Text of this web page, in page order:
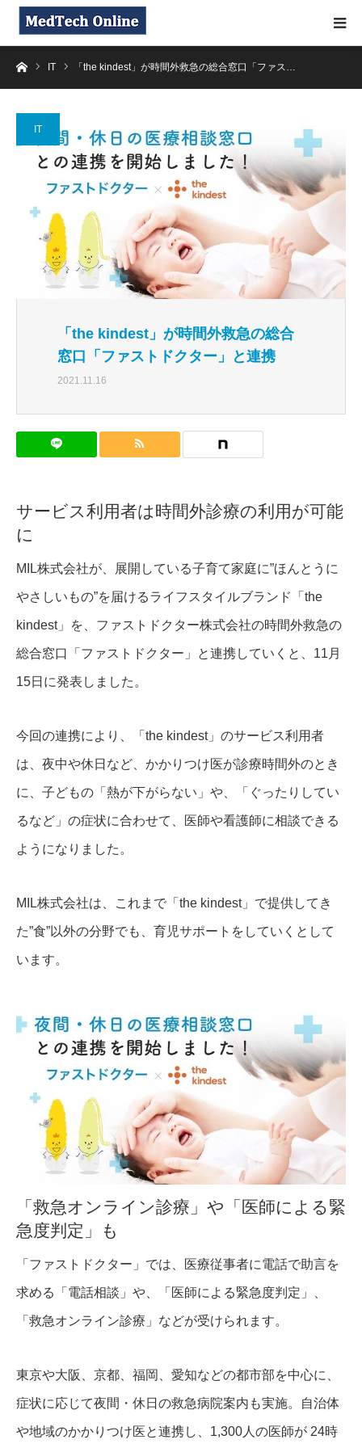
ホーム
IT 「the kindest」が時間外救急の総合窓口「ファス…
IT
「the kindest」が時間外救急の総合
窓口「ファストドクター」と連携
2021.11.16
サービス利用者は時間外診療の利用が可能
に
MIL株式会社が、展開している子育て家庭に”ほんとうに
やさしいもの”を届けるライフスタイルブランド「the
kindest」を、ファストドクター株式会社の時間外救急の
総合窓口「ファストドクター」と連携していくと、11月
15日に発表しました。
今回の連携により、「the kindest」のサービス利用者
は、夜中や休日など、かかりつけ医が診療時間外のとき
に、子どもの「熱が下がらない」や、「ぐったりしてい
るなど」の症状に合わせて、医師や看護師に相談できる
ようになりました。
MIL株式会社は、これまで「the kindest」で提供してき
た”食”以外の分野でも、育児サポートをしていくとして
います。
「救急オンライン診療」や「医師による緊
急度判定」も
「ファストドクター」では、医療従事者に電話で助言を
求める「電話相談」や、「医師による緊急度判定」、
「救急オンライン診療」などが受けられます。
東京や大阪、京都、福岡、愛知などの都市部を中心に、
症状に応じて夜間・休日の救急病院案内も実施。自治体
や地域のかかりつけ医と連携し、1,300人の医師が 24時